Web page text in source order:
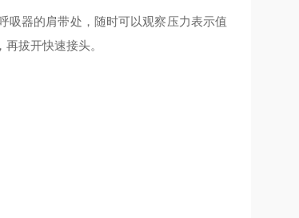
吸器的肩带处，随时可以观察压力表示值
拔开快速接头。